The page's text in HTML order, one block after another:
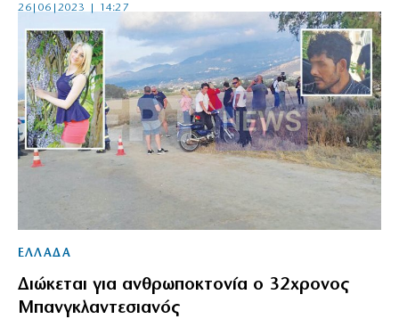
26|06|2023 | 14:27
ΕΛΛΑΔΑ
Διώκεται για ανθρωποκτονία ο 32χρονος
Μπανγκλαντεσιανός